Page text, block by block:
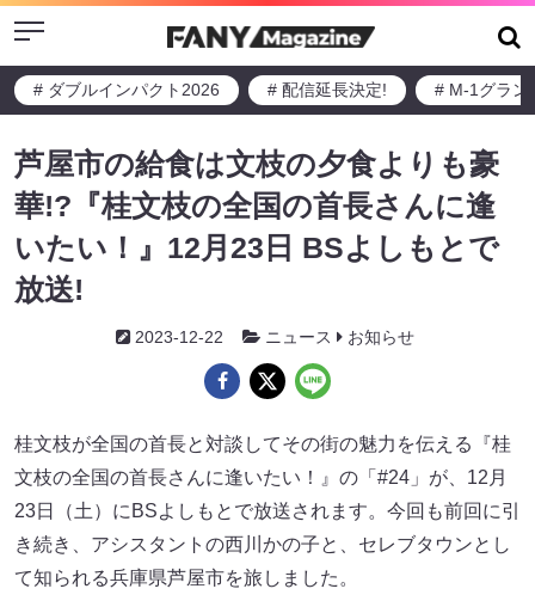
Menu
# ダブルインパクト2026 # 配信延長決定! # M-1グラン
芦屋市の給食は文枝の夕食よりも豪
華!?『桂文枝の全国の首長さんに逢
いたい！』12月23日 BSよしもとで
放送!
2023-12-22 ニュース お知らせ
桂文枝が全国の首長と対談してその街の魅力を伝える『桂
文枝の全国の首長さんに逢いたい！』の「#24」が、12月
23日（土）にBSよしもとで放送されます。今回も前回に引
き続き、アシスタントの西川かの子と、セレブタウンとし
て知られる兵庫県芦屋市を旅しました。